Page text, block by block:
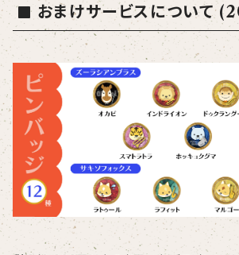
おまけサービスについて